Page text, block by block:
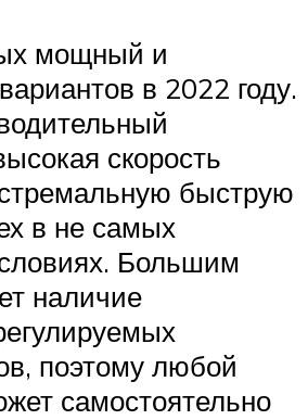
мощный и
в 2022 году.
скорость
быструю
в не самых
Большим
наличие
поэтому любой
самостоятельно